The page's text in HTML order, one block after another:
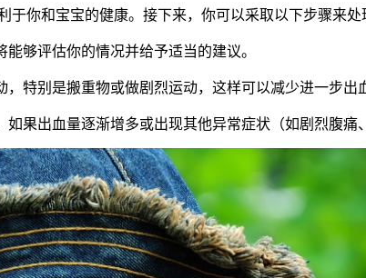
和宝宝的健康。接下来，你可以采取以下步骤来处
够评估你的情况并给予适当的建议。
别是搬重物或做剧烈运动，这样可以减少进一步出
出血量逐渐增多或出现其他异常症状（如剧烈腹痛